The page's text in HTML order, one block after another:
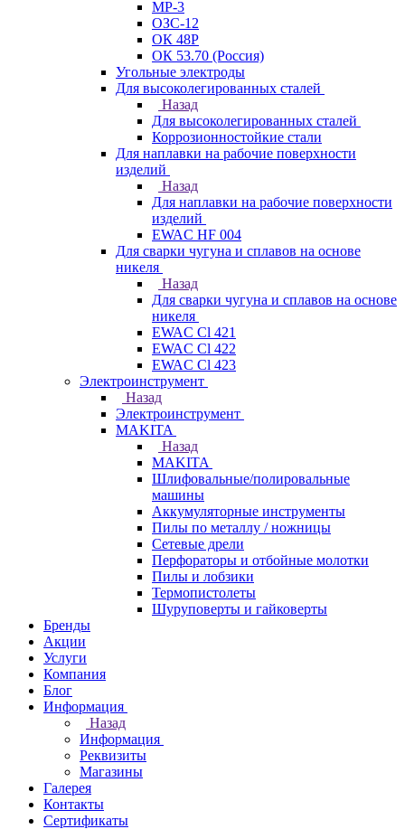
МР-3
ОЗС-12
ОК 48Р
ОК 53.70 (Россия)
Угольные электроды
Для высоколегированных сталей
Назад
Для высоколегированных сталей
Коррозионностойкие стали
Для наплавки на рабочие поверхности
изделий
Назад
Для наплавки на рабочие поверхности
изделий
EWAC HF 004
Для сварки чугуна и сплавов на основе
никеля
Назад
Для сварки чугуна и сплавов на основе
никеля
EWAC Cl 421
EWAC Cl 422
EWAC Cl 423
Электроинструмент
Назад
Электроинструмент
МAKITA
Назад
МAKITA
Шлифовальные/полировальные
машины
Аккумуляторные инструменты
Пилы по металлу / ножницы
Сетевые дрели
Перфораторы и отбойные молотки
Пилы и лобзики
Термопистолеты
Шуруповерты и гайковерты
Бренды
Акции
Услуги
Компания
Блог
Информация
Назад
Информация
Реквизиты
Магазины
Галерея
Контакты
Сертификаты